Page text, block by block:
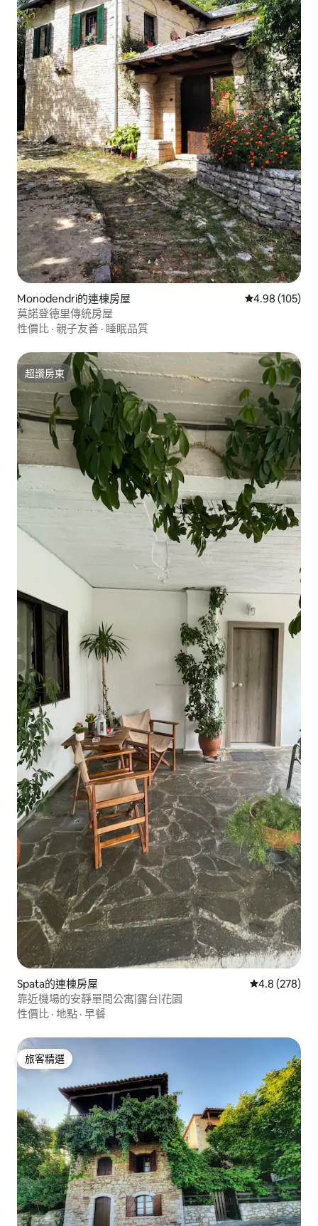
Monodendri的連棟房屋 從 105 則評價
4.98 (105)
莫諾登德里傳統房屋
性價比 · 親子友善 · 睡眠品質
超讚房東
超讚房東
Spata的連棟房屋 從 278 則評
4.8 (278)
靠近機場的安靜單間公寓|露台|花園
性價比 · 地點 · 早餐
旅客精選
旅客精選